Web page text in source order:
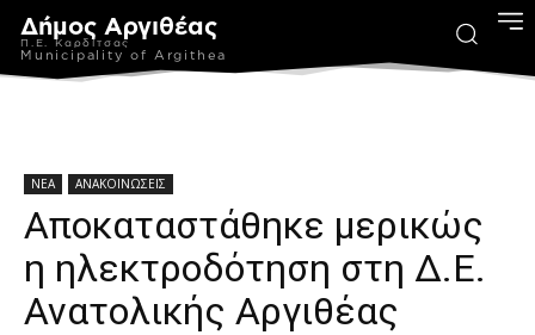
Δήμος Αργιθέας
Π.Ε. Καρδίτσας
Municipality of Argithea
ΝΕΑ ΑΝΑΚΟΙΝΩΣΕΙΣ
Αποκαταστάθηκε μερικώς
η ηλεκτροδότηση στη Δ.Ε.
Ανατολικής Αργιθέας